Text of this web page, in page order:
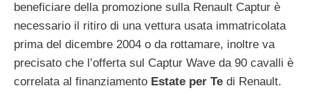
beneficiare della promozione sulla Renault Captur è
necessario il ritiro di una vettura usata immatricolata
prima del dicembre 2004 o da rottamare, inoltre va
precisato che l’offerta sul Captur Wave da 90 cavalli è
correlata al finanziamento Estate per Te di Renault.